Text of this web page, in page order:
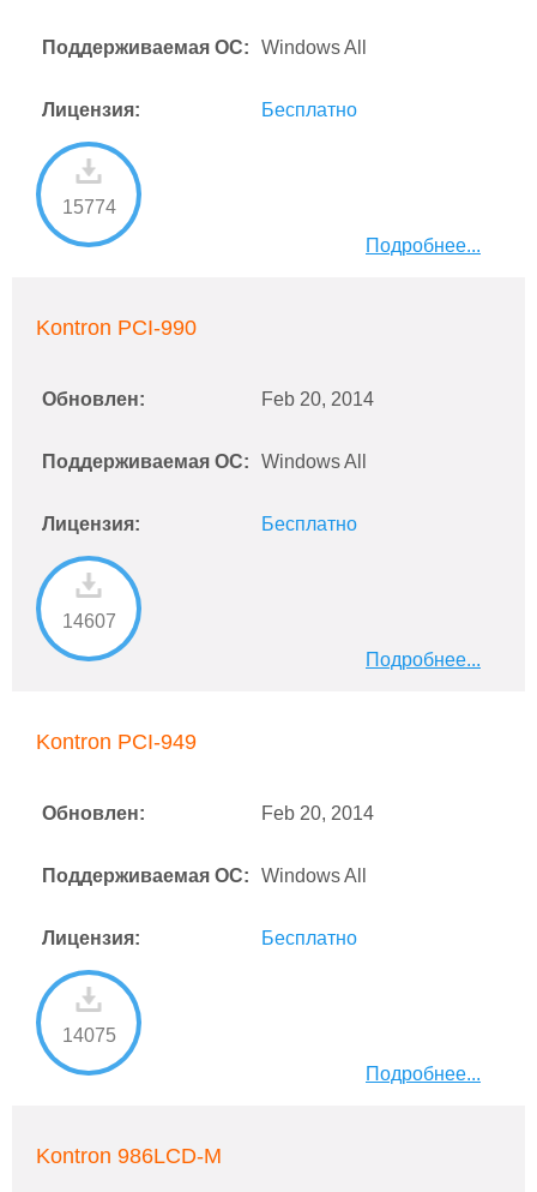
Поддерживаемая ОС: Windows All
Лицензия: Бесплатно
15774
Подробнее...
Kontron PCI-990
Обновлен: Feb 20, 2014
Поддерживаемая ОС: Windows All
Лицензия: Бесплатно
14607
Подробнее...
Kontron PCI-949
Обновлен: Feb 20, 2014
Поддерживаемая ОС: Windows All
Лицензия: Бесплатно
14075
Подробнее...
Kontron 986LCD-M